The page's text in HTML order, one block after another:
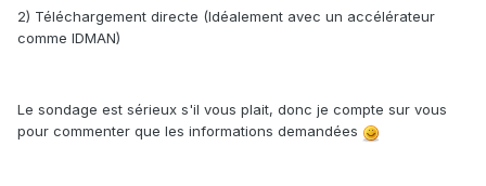
2) Téléchargement directe (Idéalement avec un accélérateur
comme IDMAN)
Le sondage est sérieux s'il vous plait, donc je compte sur vous
pour commenter que les informations demandées